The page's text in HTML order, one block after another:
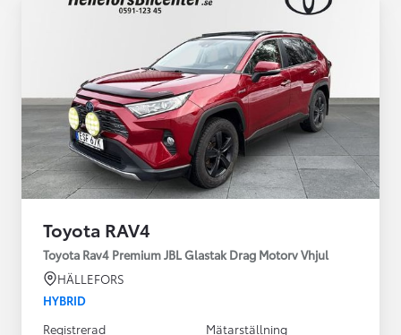
Toyota RAV4
Toyota Rav4 Premium JBL Glastak Drag Motorv Vhjul
HÄLLEFORS
HYBRID
Registrerad
Mätarställning